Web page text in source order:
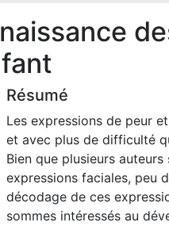
Résumé
Les expressions de peur
et avec plus de difficulté
Bien que plusieurs
expressions faciales, peu
décodage de ces
sommes intéressés au